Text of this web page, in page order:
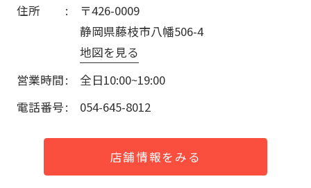
住所
〒426-0009
静岡県藤枝市八幡506-4
地図を見る
営業時間
全日10:00~19:00
電話番号
054-645-8012
店舗情報をみる